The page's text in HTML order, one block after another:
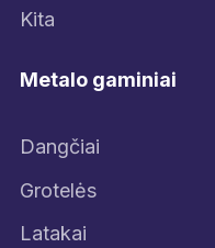
Kita
Metalo gaminiai
Dangčiai
Grotelės
Latakai